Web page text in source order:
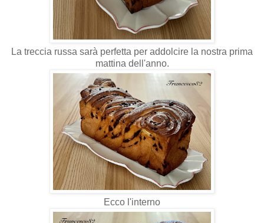
La treccia russa sarà perfetta per addolcire la nostra prima
mattina dell'anno.
Ecco l'interno